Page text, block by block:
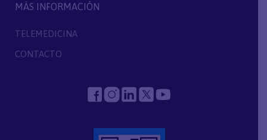
MÁS INFORMACIÓN
TELEMEDICINA
CONTACTO